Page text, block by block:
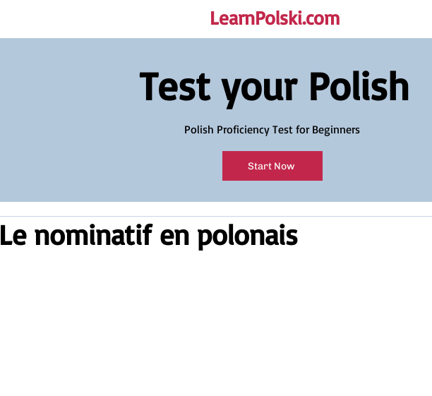
LearnPolski.com
Test your Polish
Polish Proficiency Test for Beginners
Start Now
Le nominatif en polonais